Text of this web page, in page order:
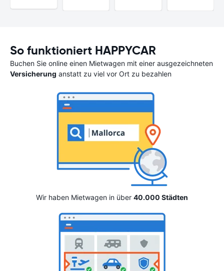
So funktioniert HAPPYCAR
Buchen Sie online einen Mietwagen mit einer ausgezeichneten
Versicherung anstatt zu viel vor Ort zu bezahlen
Wir haben Mietwagen in über 40.000 Städten